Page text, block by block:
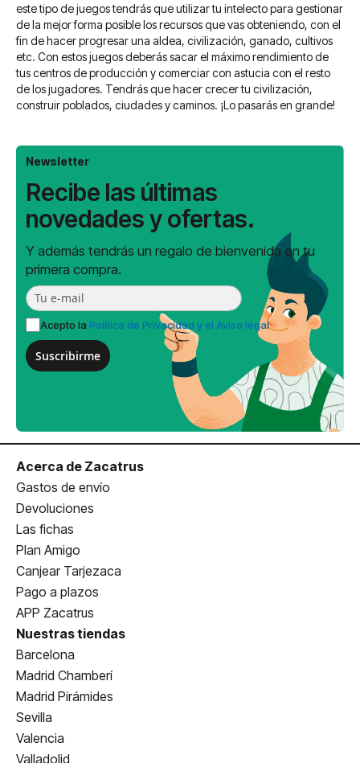
este tipo de juegos tendrás que utilizar tu intelecto para gestionar
de la mejor forma posible los recursos que vas obteniendo, con el
fin de hacer progresar una aldea, civilización, ganado, cultivos
etc. Con estos juegos deberás sacar el máximo rendimiento de
tus centros de producción y comerciar con astucia con el resto
de los jugadores. Tendrás que hacer crecer tu civilización,
construir poblados, ciudades y caminos. ¡Lo pasarás en grande!
Newsletter
Recibe las últimas
novedades y ofertas.
Y además tendrás un regalo de bienvenida en tu
primera compra.
Acepto la Política de Privacidad y el Aviso legal
Suscribirme
Acerca de Zacatrus
Gastos de envío
Devoluciones
Las fichas
Plan Amigo
Canjear Tarjezaca
Pago a plazos
APP Zacatrus
Nuestras tiendas
Barcelona
Madrid Chamberí
Madrid Pirámides
Sevilla
Valencia
Valladolid